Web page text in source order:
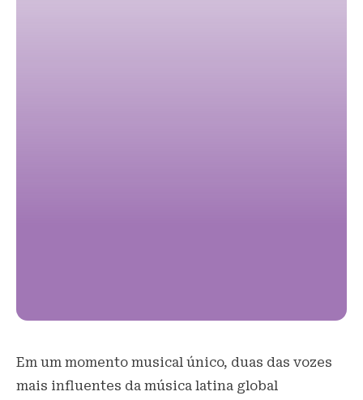
Em um momento musical único, duas das vozes
mais influentes da música latina global